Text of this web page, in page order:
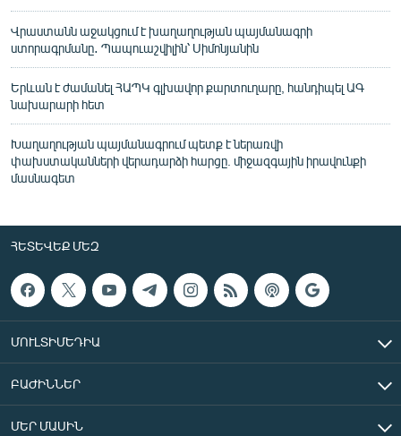
Վրաստանն աջակցում է խաղաղության պայմանագրի
ստորագրմանը․ Պապուաշվիլին՝ Սիմոնյանին
Երևան է ժամանել ՀԱՊԿ գլխավոր քարտուղարը, հանդիպել ԱԳ
նախարարի հետ
Խաղաղության պայմանագրում պետք է ներառվի
փախստականների վերադարձի հարցը. միջազգային իրավունքի
մասնագետ
ՀԵՏԵՎԵՔ ՄԵԶ
ՄՈՒԼՏԻՄԵԴԻԱ
ԲԱԺԻՆՆԵՐ
ՄԵՐ ՄԱՍԻՆ